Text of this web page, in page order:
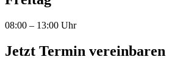
08:00 – 13:00 Uhr
Jetzt Termin vereinbaren